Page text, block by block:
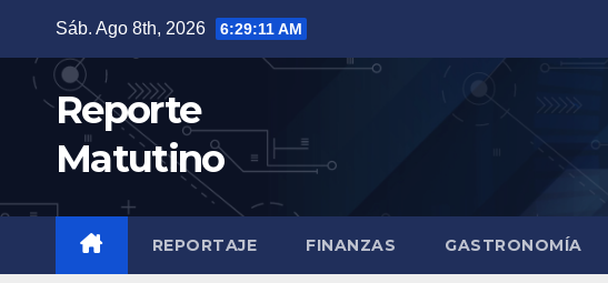
contenido
Sáb. Ago 8th, 2026 6:29:12 AM
Reporte
Matutino
REPORTAJE FINANZAS GASTRONOMÍA